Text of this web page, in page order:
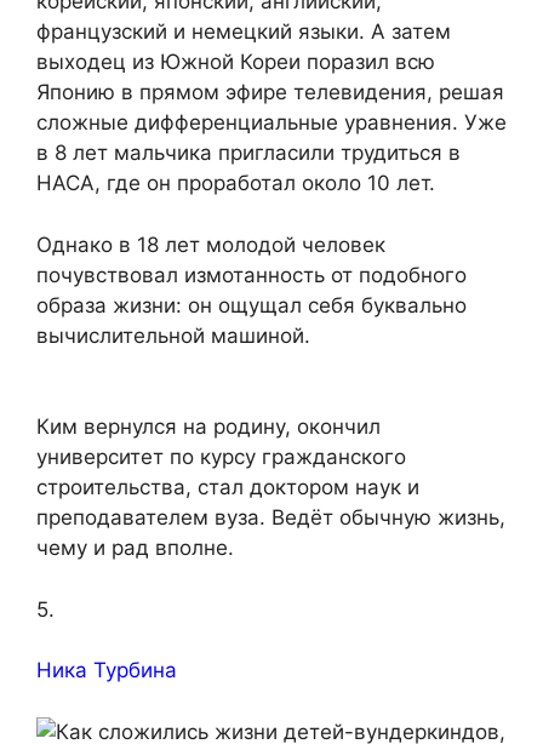
французский и немецкий языки. А затем
выходец из Южной Кореи поразил всю
Японию в прямом эфире телевидения, решая
сложные дифференциальные уравнения. Уже
в 8 лет мальчика пригласили трудиться в
НАСА, где он проработал около 10 лет.
Однако в 18 лет молодой человек
почувствовал измотанность от подобного
образа жизни: он ощущал себя буквально
вычислительной машиной.
Ким вернулся на родину, окончил
университет по курсу гражданского
строительства, стал доктором наук и
преподавателем вуза. Ведёт обычную жизнь,
чему и рад вполне.
5.
Ника Турбина